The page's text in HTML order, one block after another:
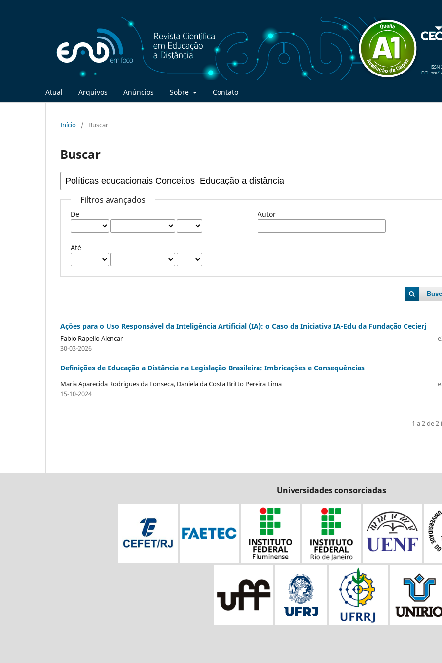
Atual Arquivos Anúncios Sobre Contato
Início / Buscar
Buscar
Filtros avançados
De
Até
Autor
Ações para o Uso Responsável da Inteligência Artificial (IA): o Caso da Iniciativa IA-Edu da Fundação Cecierj
Fabio Rapello Alencar
30-03-2026
Definições de Educação a Distância na Legislação Brasileira: Imbricações e Consequências
Maria Aparecida Rodrigues da Fonseca, Daniela da Costa Britto Pereira Lima
15-10-2024
1 a 2 de 2
Universidades consorciadas